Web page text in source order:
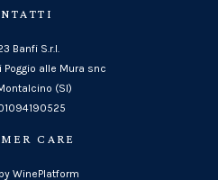
Banfi S.r.l.
Poggio alle Mura snc
(SI)
CARE
WinePlatform